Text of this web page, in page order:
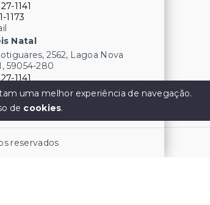
1141
1173
Natal
2562, Lagoa Nova
59054-280
1141
1173
reservados
uma melhor experiência de navegação.
de cookies.